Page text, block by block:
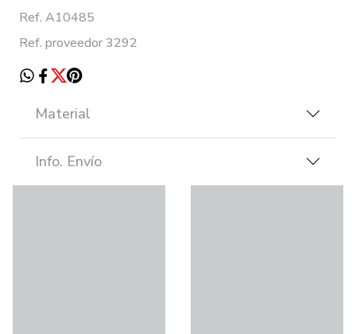
Ref. A10485
Ref. proveedor 3292
Material
Info. Envío